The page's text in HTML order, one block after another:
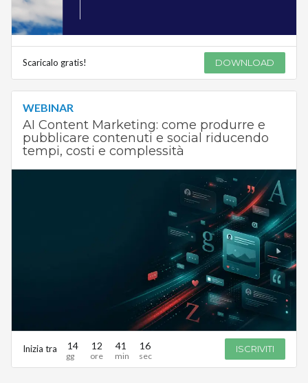
Scaricalo gratis! DOWNLOAD
WEBINAR
AI Content Marketing: come produrre e
pubblicare contenuti e social riducendo
tempi, costi e complessità
Inizia tra 14 12 41 16 ISCRIVITI